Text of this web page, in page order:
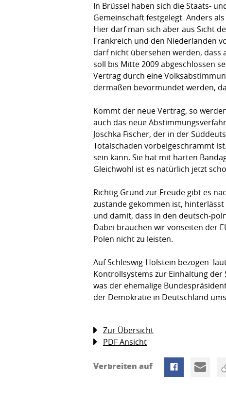
In Brüssel haben sich die Staats-
Gemeinschaft festgelegt  Anders
Hier darf man sich aber aus Sicht
Frankreich und den Niederlanden
darf nicht übersehen werden, dass
soll bis Mitte 2009 abgeschlossen
Vertrag durch eine
dermaßen bevormundet werden,
Kommt der neue Vertrag, so
auch das neue
Joschka Fischer, der in der
Totalschaden vorbeigeschrammt
sein kann. Sie hat mit harten
Gleichwohl ist es natürlich jetzt
Richtig Grund zur Freude gibt es
zustande gekommen ist,
und damit, dass in den deutsch-
Dabei brauchen wir vonseiten der
Polen nicht zu leisten.
Auf Schleswig-Holstein bezogen
Kontrollsystems zur Einhaltung
was der ehemalige
der Demokratie in Deutschland
Zur Übersicht
PDF Ansicht
Verbreiten auf